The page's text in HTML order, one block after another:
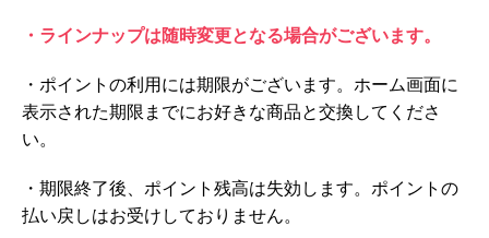
・ラインナップは随時変更となる場合がございます。
・ポイントの利用には期限がございます。ホーム画面に
表示された期限までにお好きな商品と交換してくださ
い。
・期限終了後、ポイント残高は失効します。ポイントの
払い戻しはお受けしておりません。